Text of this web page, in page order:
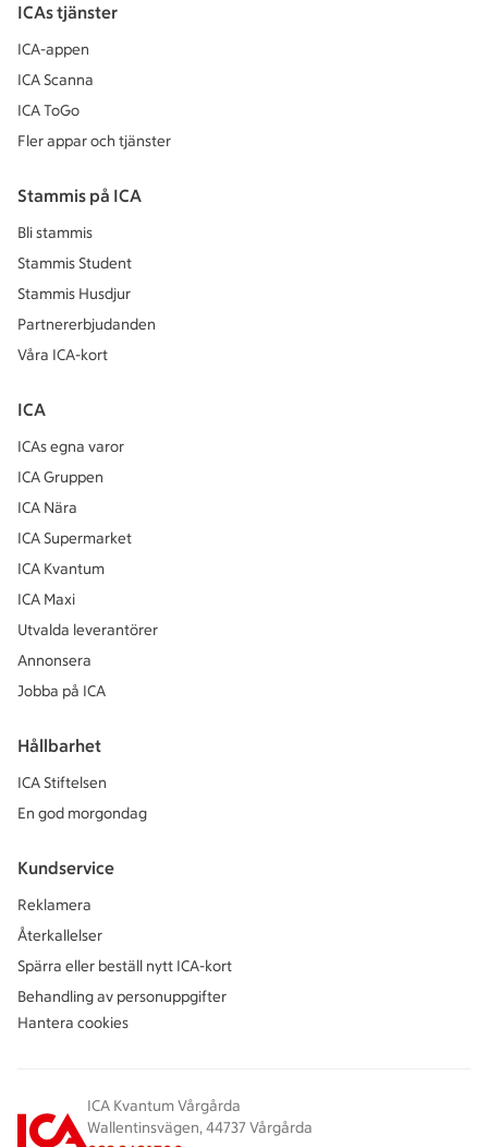
ICAs tjänster
ICA-appen
ICA Scanna
ICA ToGo
Fler appar och tjänster
Stammis på ICA
Bli stammis
Stammis Student
Stammis Husdjur
Partnererbjudanden
Våra ICA-kort
ICA
ICAs egna varor
ICA Gruppen
ICA Nära
ICA Supermarket
ICA Kvantum
ICA Maxi
Utvalda leverantörer
Annonsera
Jobba på ICA
Hållbarhet
ICA Stiftelsen
En god morgondag
Kundservice
Reklamera
Återkallelser
Spärra eller beställ nytt ICA-kort
Behandling av personuppgifter
Hantera cookies
ICA Kvantum Vårgårda
Wallentinsvägen, 44737 Vårgårda